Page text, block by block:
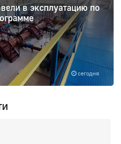
сегодня
в эксплуатацию по